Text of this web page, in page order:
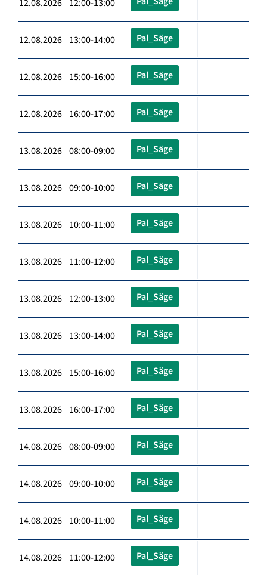
12.08.2026 12:00-13:00
12.08.2026 13:00-14:00 Pal_Säge
12.08.2026 15:00-16:00 Pal_Säge
12.08.2026 16:00-17:00 Pal_Säge
13.08.2026 08:00-09:00 Pal_Säge
13.08.2026 09:00-10:00 Pal_Säge
13.08.2026 10:00-11:00 Pal_Säge
13.08.2026 11:00-12:00 Pal_Säge
13.08.2026 12:00-13:00 Pal_Säge
13.08.2026 13:00-14:00 Pal_Säge
13.08.2026 15:00-16:00 Pal_Säge
13.08.2026 16:00-17:00 Pal_Säge
14.08.2026 08:00-09:00 Pal_Säge
14.08.2026 09:00-10:00 Pal_Säge
14.08.2026 10:00-11:00 Pal_Säge
14.08.2026 11:00-12:00 Pal_Säge